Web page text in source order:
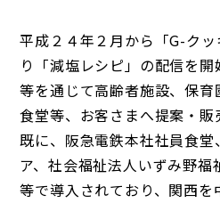
平成２４年２月から「G-ク
り「減塩レシピ」の配信を
等を通じて高齢者施設、保
食堂等、お客さまへ提案・販
既に、阪急電鉄本社社員食
ア、社会福祉法人いずみ野
等で導入されており、関西を